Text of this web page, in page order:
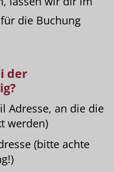
die Buchung
der
Adresse, an die die
werden)
(bitte achte